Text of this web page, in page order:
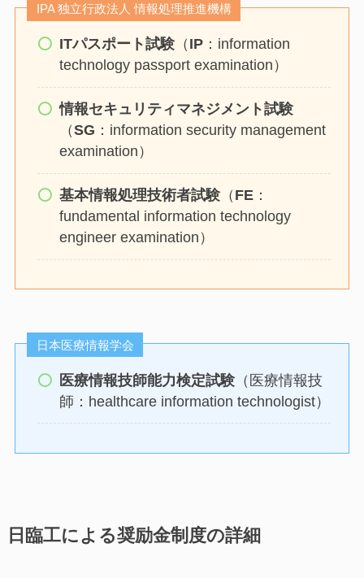
IPA 独立行政法人 情報処理推進機構
ITパスポート試験（ IP：information
technology passport examination）
情報セキュリティマネジメント試験
（SG ：information security management
examination）
基本情報処理技術者試験（ FE：
fundamental information technology
engineer examination）
⽇本医療情報学会
医療情報技師能⼒検定試験（医療情報技
師：healthcare information technologist）
日臨工による奨励金制度の詳細